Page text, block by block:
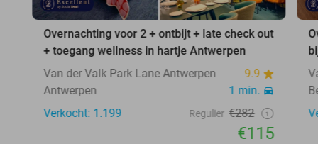
Overnachting voor 2 + ontbijt + late check out
+ toegang wellness in hartje Antwerpen
Van der Valk Park Lane Antwerpen
9.9
Antwerpen
1 min.
Verkocht: 1.199
Regulier €282
€115